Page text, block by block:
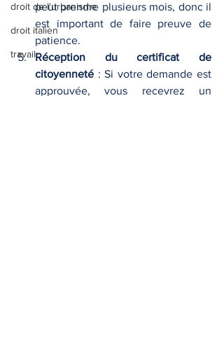
droit de l'urbanisme
droit italien
travail
peut prendre plusieurs mois, donc il
est important de faire preuve de
patience.
Réception du certificat de
citoyenneté : Si votre demande est
approuvée, vous recevrez un